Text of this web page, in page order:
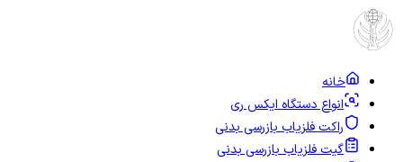
خانه
انواع دستگاه ایکس ری
راکت فلزیاب بازرسی بدنی
گیت فلزیاب بازرسی بدنی